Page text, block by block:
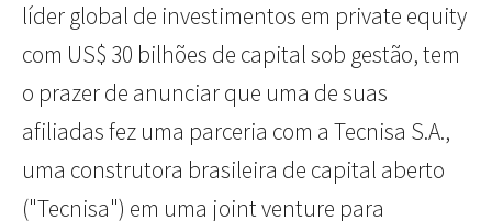
líder global de investimentos em private equity
com US$ 30 bilhões de capital sob gestão, tem
o prazer de anunciar que uma de suas
afiliadas fez uma parceria com a Tecnisa S.A.,
uma construtora brasileira de capital aberto
("Tecnisa") em uma joint venture para